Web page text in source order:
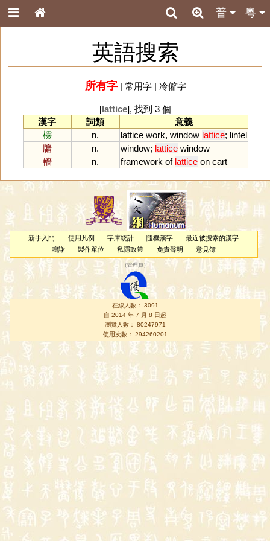
粵
普
英語搜索
所有字| 常用字| 冷僻字
[lattice], 找到 3 個
漢字
詞類
意義
欞
n. lattice work, window lattice; lintel
牖
n. window; lattice window
轖
n. framework of lattice on cart
新手入門 使用凡例 字庫統計 隨機漢字
最近被搜索的漢字
鳴謝
製作單位 私隱政策 免責聲明 意見簿
（管理員 ）
在線人數： 3091
自 2014 年 7 月 8 日起
瀏覽人數： 80247971
使用次數： 294260201